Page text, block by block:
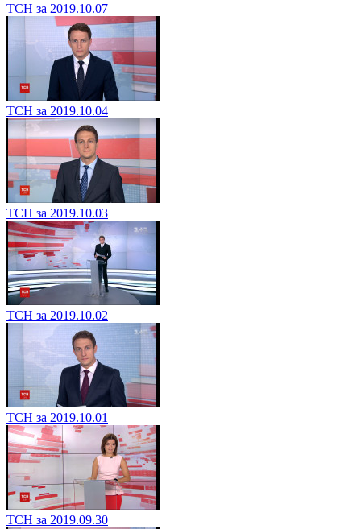
ТСН за 2019.10.07
ТСН за 2019.10.04
ТСН за 2019.10.03
ТСН за 2019.10.02
ТСН за 2019.10.01
ТСН за 2019.09.30